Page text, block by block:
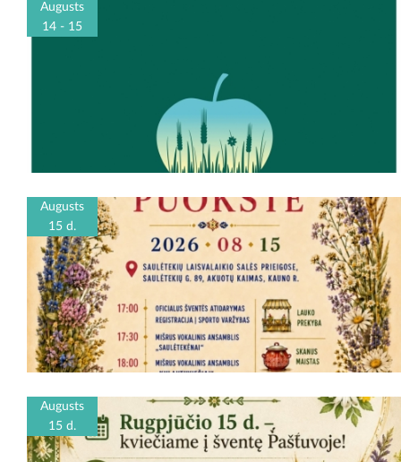
Augusts
14 - 15
Augusts
15 d.
Augusts
15 d.